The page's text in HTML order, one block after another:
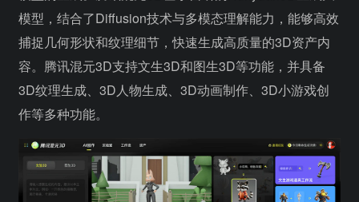
模型，结合了Diffusion技术与多模态理解能力，能够高效
捕捉几何形状和纹理细节，快速生成高质量的3D资产内
容。腾讯混元3D支持文生3D和图生3D等功能，并具备
3D纹理生成、3D人物生成、3D动画制作、3D小游戏创
作等多种功能。